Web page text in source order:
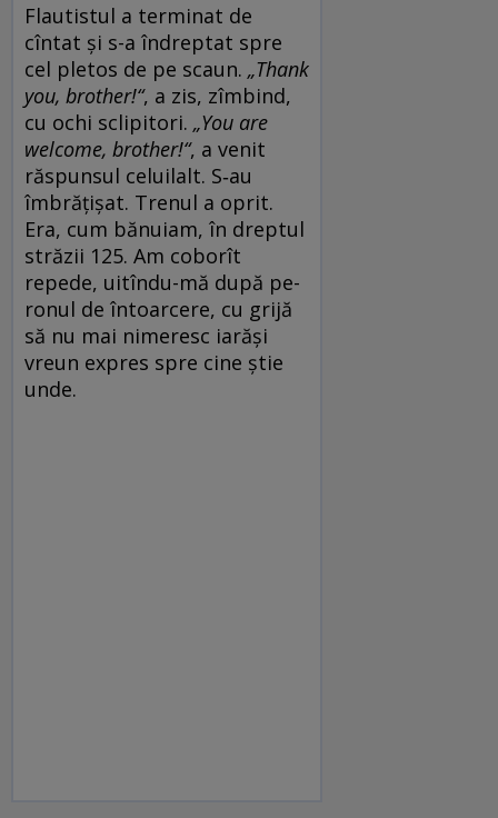
Flautistul a terminat de
cîntat și s-a îndreptat spre
cel pletos de pe scaun. „Thank
you, brother!“, a zis, zîmbind,
cu ochi sclipitori. „You are
welcome, brother!“, a venit
răspunsul ce­luilalt. S‑au
îmbrățișat. Trenul a oprit.
Era, cum bănuiam, în dreptul
străzii 125. Am coborît
repede, uitîndu-mă după pe­
ronul de întoarcere, cu grijă
să nu mai nimeresc iarăși
vreun expres spre cine știe
unde.